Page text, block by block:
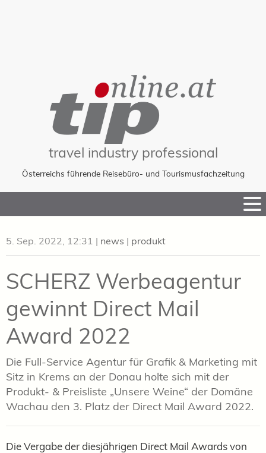
travel industry professional
Österreichs führende Reisebüro- und Tourismusfachzeitung
to
5. Sep. 2022, 12:31 | news | produkt
SCHERZ Werbeagentur
gewinnt Direct Mail
Award 2022
Die Full-Service Agentur für Grafik & Marketing mit
Sitz in Krems an der Donau holte sich mit der
Produkt- & Preisliste „Unsere Weine“ der Domäne
Wachau den 3. Platz der Direct Mail Award 2022.
Die Vergabe der diesjährigen Direct Mail Awards von